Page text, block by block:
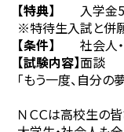
【特典】
入学金
※特待生入試と併
【条件】
社会人
【試験内容】面談
「もう一度、自分の
ＮＣＣは高校生の